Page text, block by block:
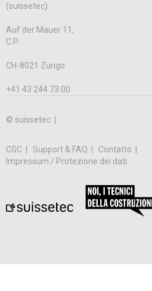
(suissetec)
Auf der Mauer 11,
C.P.
CH-8021 Zurigo
+41 43 244 73 00
© suissetec |
CGC Support & FAQ
Contatto
Impressum / Protezione dei dati